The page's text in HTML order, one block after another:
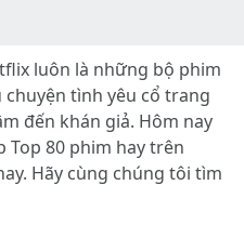
luôn là những bộ phim
tình yêu cổ trang
đến khán giả. Hôm nay
Top 80 phim hay trên
Hãy cùng chúng tôi tìm